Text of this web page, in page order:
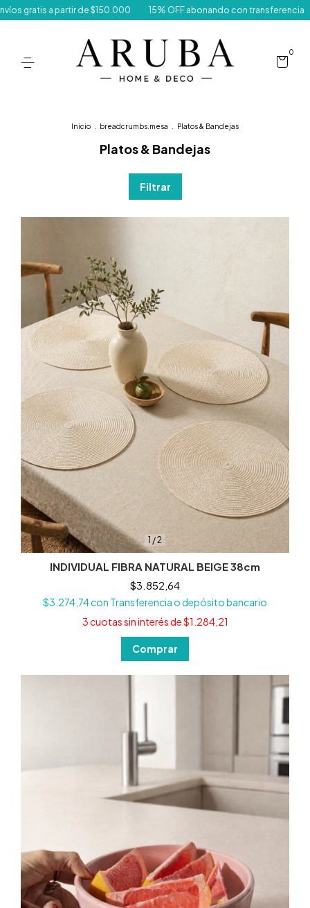
OFF abonando con transferencia Despachamos tu compra de 1 a 3
0
Inicio breadcrumbs.mesa Platos & Bandejas
Platos & Bandejas
Filtrar
1 /2
INDIVIDUAL FIBRA NATURAL BEIGE 38cm
$3.852,64
$3.274,74con Transferencia o depósito bancario
3cuotas sin interés de$1.284,21